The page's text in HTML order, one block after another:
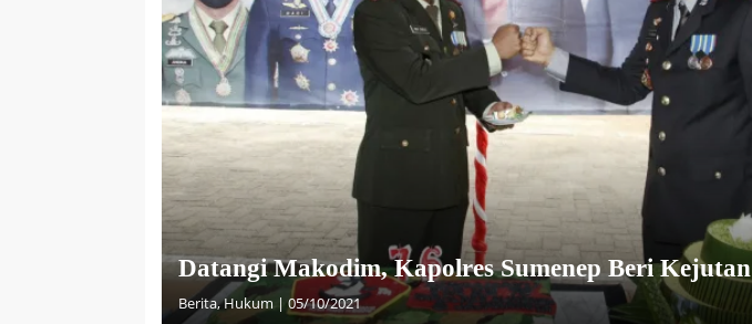
Datangi Makodim, Kapolres Sumenep Beri Kejutan
Berita,Hukum | 05/10/2021